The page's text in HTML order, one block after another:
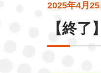
2025年4月25
【終